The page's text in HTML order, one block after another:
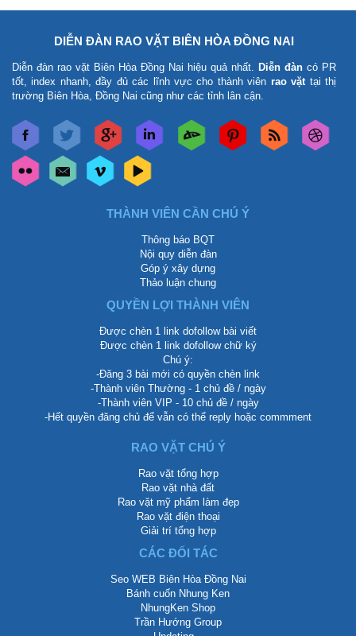
DIỄN ĐÀN RAO VẶT BIÊN HÒA ĐỒNG NAI
Diễn đàn rao vặt Biên Hòa Đồng Nai hiệu quả nhất. Diễn đàn có PR
tốt, index nhanh, đầy đủ các lĩnh vực cho thành viên rao vặt tại thị
trường Biên Hòa, Đồng Nai cũng như các tỉnh lân cận.
THÀNH VIÊN CẦN CHÚ Ý
Thông báo BQT
Nội quy diễn đàn
Góp ý xây dựng
Thảo luận chung
QUYỀN LỢI THÀNH VIÊN
Được chèn 1 link dofollow bài viết
Được chèn 1 link dofollow chữ ký
Chú ý:
-Đăng 3 bài mới có quyền chèn link
-Thành viên Thường - 1 chủ đề / ngày
-Thành viên VIP - 10 chủ đề / ngày
-Hết quyền đăng chủ để vẫn có thể reply hoặc commment
RAO VẶT CHÚ Ý
Rao vặt tổng hợp
Rao vặt nhà đất
Rao vặt mỹ phẩm làm đẹp
Rao vặt điện thoại
Giải trí tổng hợp
CÁC ĐỐI TÁC
Seo WEB Biên Hòa Đồng Nai
Bánh cuốn Nhung Ken
NhungKen Shop
Trần Hướng Group